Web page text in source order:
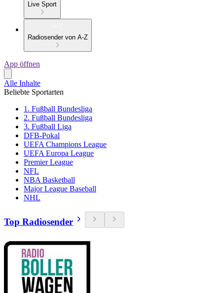
Live Sport
Radiosender von A-Z
App öffnen
Alle Inhalte
Beliebte Sportarten
1. Fußball Bundesliga
2. Fußball Bundesliga
3. Fußball Liga
DFB-Pokal
UEFA Champions League
UEFA Europa League
Premier League
NFL
NBA Basketball
Major League Baseball
NHL
Top Radiosender